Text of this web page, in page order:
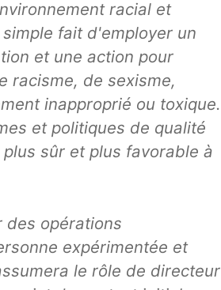
racial et
fait d'employer un
et une action pour
racisme, de sexisme,
inapproprié ou toxique.
et politiques de qualité
sûr et plus favorable à
des opérations
expérimentée et
le rôle de directeur